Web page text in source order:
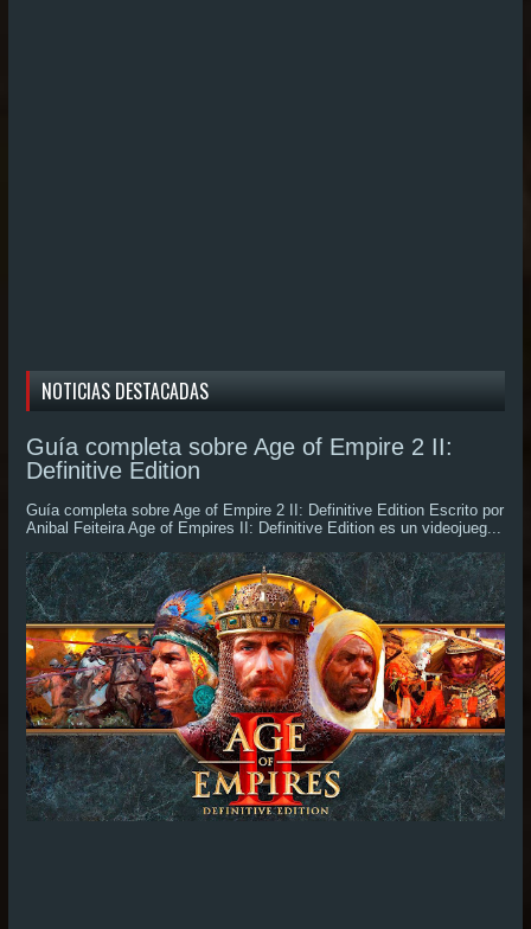
NOTICIAS DESTACADAS
Guía completa sobre Age of Empire 2 II:
Definitive Edition
Guía completa sobre Age of Empire 2 II: Definitive Edition Escrito por
Anibal Feiteira Age of Empires II: Definitive Edition es un videojueg...